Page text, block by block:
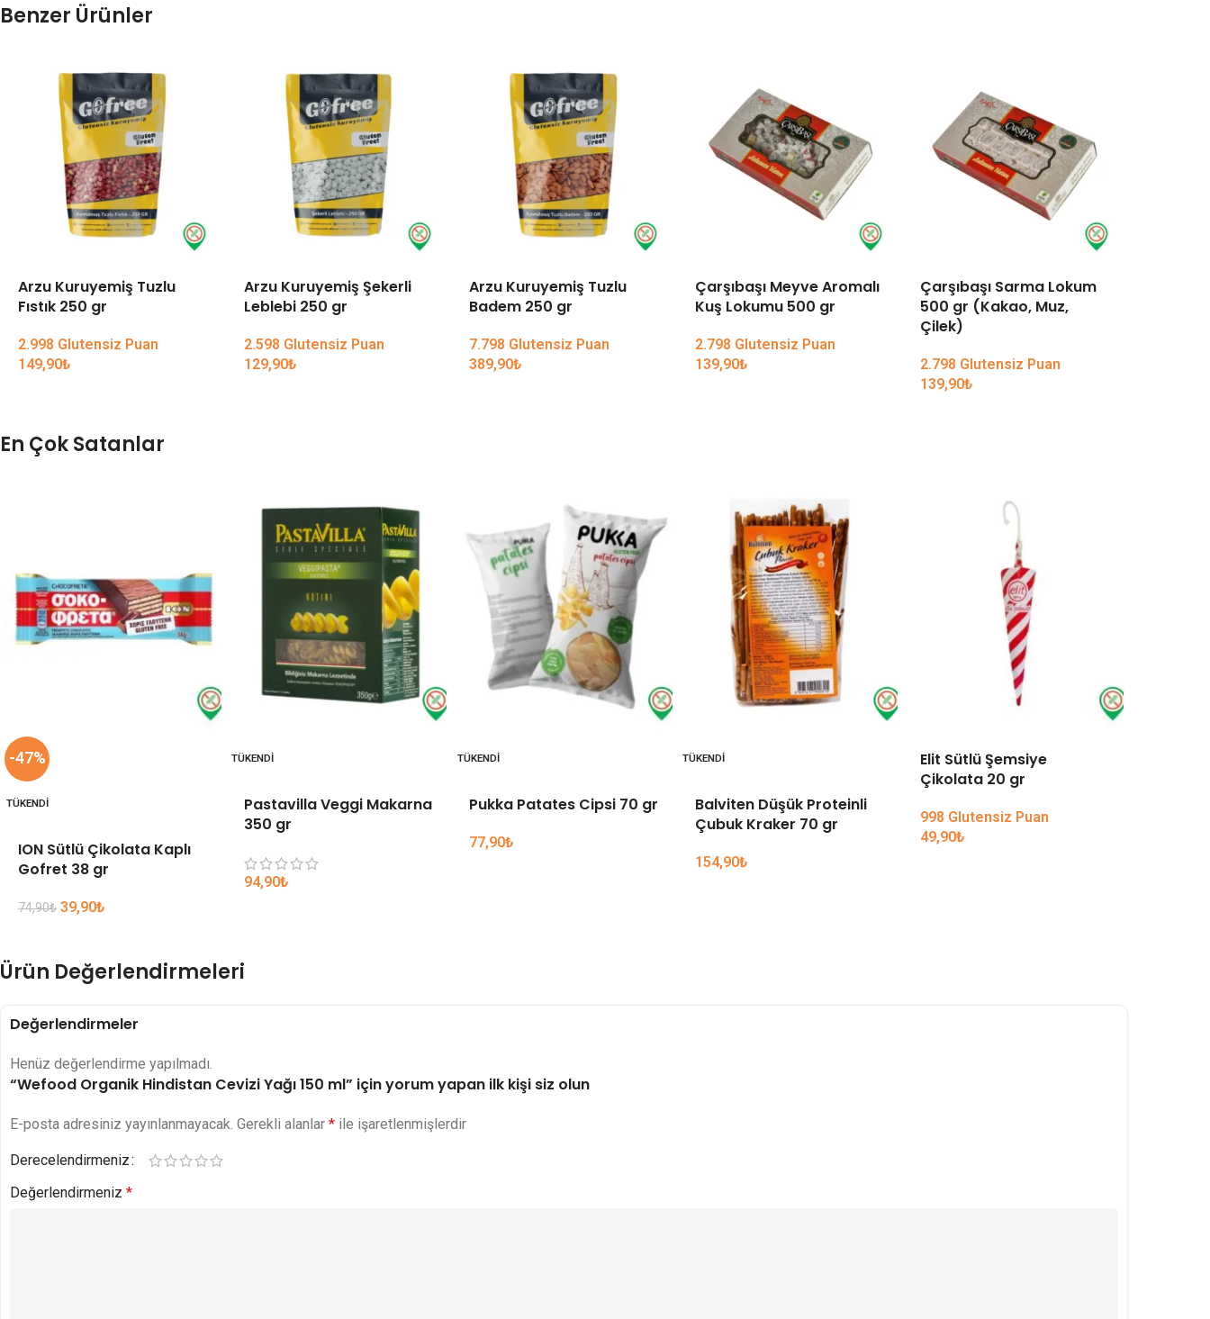
Benzer Ürünler
Arzu Kuruyemiş Tuzlu
Fıstık 250 gr
2.998 Glutensiz Puan
149,90₺
Arzu Kuruyemiş Şekerli
Leblebi 250 gr
2.598 Glutensiz Puan
129,90₺
Arzu Kuruyemiş Tuzlu
Badem 250 gr
7.798 Glutensiz Puan
389,90₺
Çarşıbaşı Meyve Aromalı
Kuş Lokumu 500 gr
2.798 Glutensiz Puan
139,90₺
Çarşıbaşı Sarma Lokum
500 gr (Kakao, Muz,
Çilek)
2.798 Glutensiz Puan
139,90₺
En Çok Satanlar
-47%
TÜKENDI
ION Sütlü Çikolata Kaplı
Gofret 38 gr
74,90₺ 39,90₺
TÜKENDI
Pastavilla Veggi Makarna
350 gr
94,90₺
TÜKENDI
Pukka Patates Cipsi 70 gr
77,90₺
TÜKENDI
Balviten Düşük Proteinli
Çubuk Kraker 70 gr
154,90₺
Elit Sütlü Şemsiye
Çikolata 20 gr
998 Glutensiz Puan
49,90₺
Ürün Değerlendirmeleri
Değerlendirmeler
Henüz değerlendirme yapılmadı.
“Wefood Organik Hindistan Cevizi Yağı 150 ml” için yorum yapan ilk kişi siz olun
E-posta adresiniz yayınlanmayacak. Gerekli alanlar * ile işaretlenmişlerdir
Derecelendirmeniz
Değerlendirmeniz *